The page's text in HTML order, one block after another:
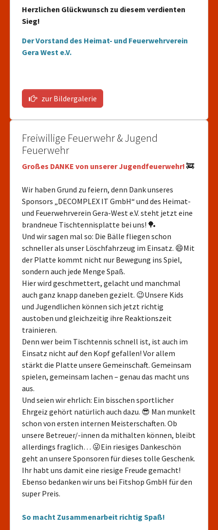
Herzlichen Glückwunsch zu diesem verdienten
Sieg!
Der Vorstand des Heimat- und Feuerwehrverein
Gera West e.V.
zur Bildergalerie
Freiwillige Feuerwehr & Jugend
Feuerwehr
Großes DANKE von unserer Jugendfeuerwehr! 🚒
Wir haben Grund zu feiern, denn Dank unseres
Sponsors „DECOMPLEX IT GmbH“ und des Heimat-
und Feuerwehrverein Gera-West e.V. steht jetzt eine
brandneue Tischtennisplatte bei uns! 🏓
Und wir sagen mal so: Die Bälle fliegen schon
schneller als unser Löschfahrzeug im Einsatz. 😄Mit
der Platte kommt nicht nur Bewegung ins Spiel,
sondern auch jede Menge Spaß.
Hier wird geschmettert, gelacht und manchmal
auch ganz knapp daneben gezielt. 😉Unsere Kids
und Jugendlichen können sich jetzt richtig
austoben und gleichzeitig ihre Reaktionszeit
trainieren.
Denn wer beim Tischtennis schnell ist, ist auch im
Einsatz nicht auf den Kopf gefallen! Vor allem
stärkt die Platte unsere Gemeinschaft. Gemeinsam
spielen, gemeinsam lachen – genau das macht uns
aus.
Und seien wir ehrlich: Ein bisschen sportlicher
Ehrgeiz gehört natürlich auch dazu. 😎 Man munkelt
schon von ersten internen Meisterschaften. Ob
unsere Betreuer/-innen da mithalten können, bleibt
allerdings fraglich… 😜Ein riesiges Dankeschön
geht an unsere Sponsoren für dieses tolle Geschenk.
Ihr habt uns damit eine riesige Freude gemacht!
Ebenso bedanken wir uns bei Fitshop GmbH für den
super Preis.
So macht Zusammenarbeit richtig Spaß!